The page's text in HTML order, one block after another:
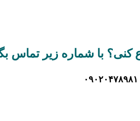
با شماره زیر تماس
۰۹۰۲۰۴۷۸۹۸۱